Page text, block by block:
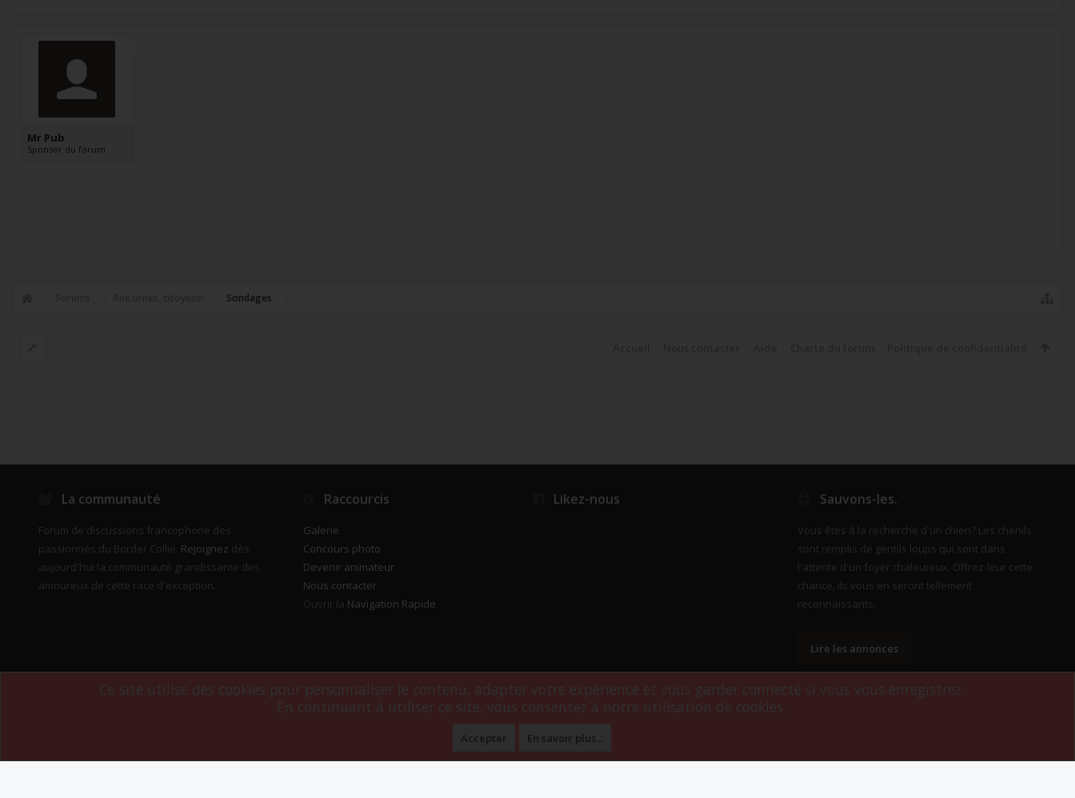
Mr Pub
Sponsor du forum
Sondages
La communauté
Forum de discussions francophone des
passionnés du Border Collie. Rejoignez dès
aujourd'hui la communauté grandissante des
amoureux de cette race d'exception.
Raccourcis
Galerie
Concours photo
Devenir animateur
Nous contacter
Ouvrir la Navigation Rapide
Likez-nous Sauvons-les.
Vous êtes à la recherche d'un chien? Les chenils
sont remplis de gentils loups qui sont dans
l'attente d'un foyer chaleureux. Offrez-leur cette
chance, ils vous en seront tellement
reconnaissants.
Lire les annonces
Ce site utilise des cookies pour personnaliser le contenu, adapter votre expérience et vous garder connecté si vous vous enregistrez.
En continuant à utiliser ce site, vous consentez à notre utilisation de cookies.
Accepter En savoir plus...